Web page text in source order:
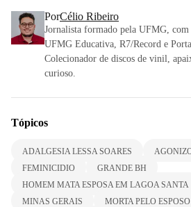
PorCélio Ribeiro
Jornalista formado pela UFMG, com
UFMG Educativa, R7/Record e
Colecionador de discos de vinil,
curioso.
Tópicos
ADALGESIA LESSA SOARES
FEMINICIDIO
GRANDE BH
HOMEM MATA ESPOSA EM LAGOA SANTA
MINAS GERAIS
MORTA PELO ESPOSO